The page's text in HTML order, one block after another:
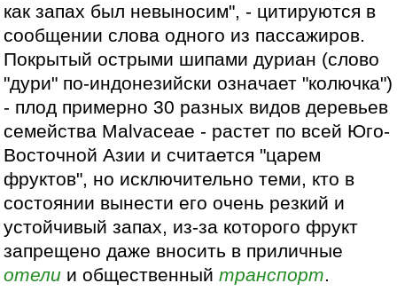
как запах был невыносим", - цитируются в
сообщении слова одного из пассажиров.
Покрытый острыми шипами дуриан (слово
"дури" по-индонезийски означает "колючка")
- плод примерно 30 разных видов деревьев
семейства Malvaceae - растет по всей Юго-
Восточной Азии и считается "царем
фруктов", но исключительно теми, кто в
состоянии вынести его очень резкий и
устойчивый запах, из-за которого фрукт
запрещено даже вносить в приличные
отели и общественныйтранспорт.